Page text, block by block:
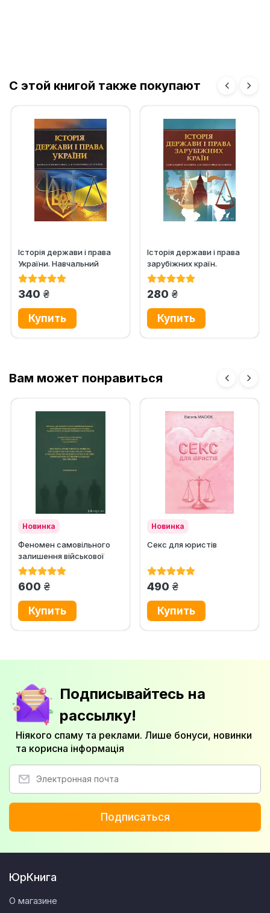
С этой книгой также покупают
Історія держави і права
України. Навчальний
посібник для підготовки
340 грн.
Історія держави і права
зарубіжних країн.
Навчальний посібник для...
280 грн.
Вам может понравиться
Новинка
Феномен самовільного
залишення військової
частини або місця служби
600 грн.
Новинка
Секс для юристів
490 грн.
Подписывайтесь на
рассылку!
Ніякого спаму та реклами. Лише бонуси, новинки
та корисна інформація
Подписаться
ЮрКнига
О магазине